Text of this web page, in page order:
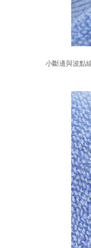
小斷邊與波點